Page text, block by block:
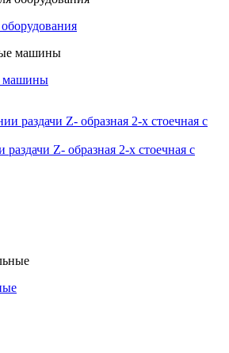
машины
Z- образная 2-х стоечная с